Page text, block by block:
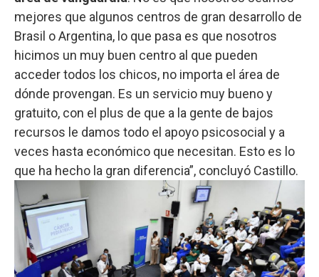
mejores que algunos centros de gran desarrollo de
Brasil o Argentina, lo que pasa es que nosotros
hicimos un muy buen centro al que pueden
acceder todos los chicos, no importa el área de
dónde provengan. Es un servicio muy bueno y
gratuito, con el plus de que a la gente de bajos
recursos le damos todo el apoyo psicosocial y a
veces hasta económico que necesitan. Esto es lo
que ha hecho la gran diferencia”, concluyó Castillo.